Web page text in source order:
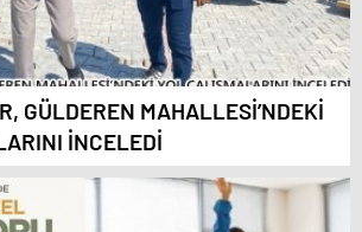
GÜLDEREN MAHALLESİ’NDEKİ
İNCELEDİ